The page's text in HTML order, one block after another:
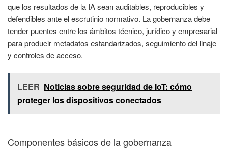
que los resultados de la IA sean auditables, reproducibles y
defendibles ante el escrutinio normativo. La gobernanza debe
tender puentes entre los ámbitos técnico, jurídico y empresarial
para producir metadatos estandarizados, seguimiento del linaje
y controles de acceso.
LEER Noticias sobre seguridad de IoT: cómo
proteger los dispositivos conectados
Componentes básicos de la gobernanza